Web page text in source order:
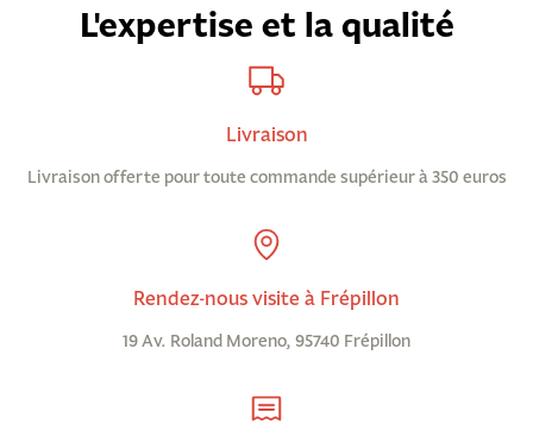
L'expertise et la qualité
Livraison
Livraison offerte pour toute commande supérieur à 350 euros
Rendez-nous visite à Frépillon
19 Av. Roland Moreno, 95740 Frépillon